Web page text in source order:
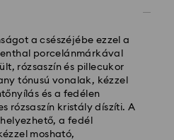
a csészéjébe ezzel a
porcelánmárkával
rózsaszín és pillecukor
tónusú vonalak, kézzel
és a fedélen
rózsaszín kristály díszíti. A
a fedél
mosható,
3 munkanap a feldolgozás
költség: HUF 2'000
felett: HUF 39 960
óráig leadott